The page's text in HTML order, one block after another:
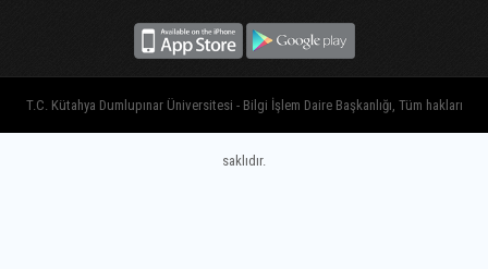
T.C. Kütahya Dumlupınar Üniversitesi - Bilgi İşlem Daire Başkanlığı, Tüm hakları
saklıdır.